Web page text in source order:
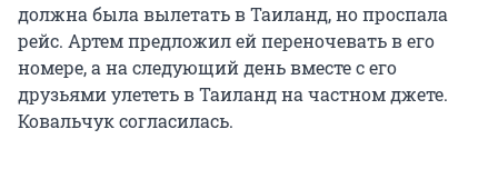
должна была вылетать в Таиланд, но проспала
рейс. Артем предложил ей переночевать в его
номере, а на следующий день вместе с его
друзьями улететь в Таиланд на частном джете.
Ковальчук согласилась.